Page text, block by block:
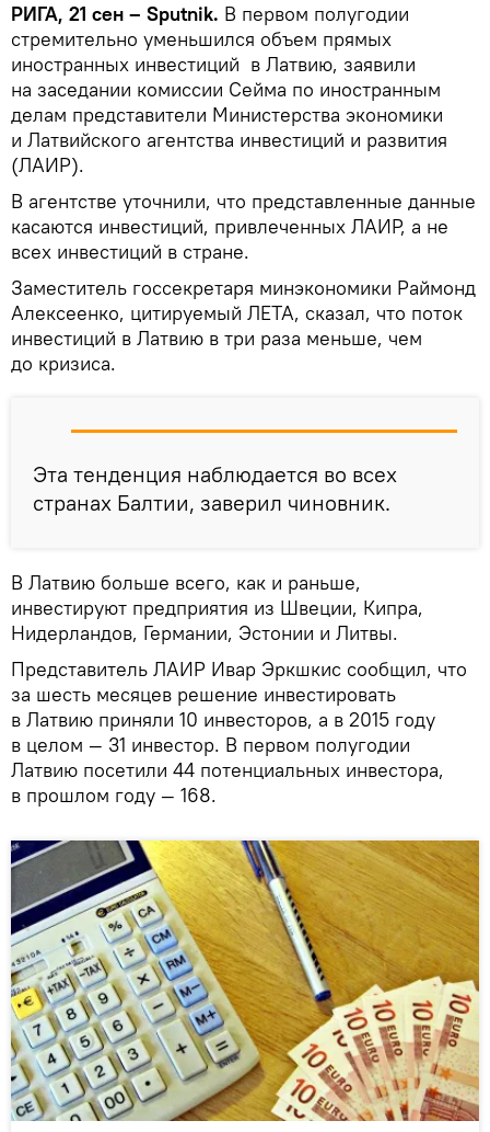
РИГА, 21 сен – Sputnik. В первом полугодии
стремительно уменьшился объем прямых
иностранных инвестиций в Латвию, заявили
на заседании комиссии Сейма по иностранным
делам представители Министерства экономики
и Латвийского агентства инвестиций и развития
(ЛАИР).
В агентстве уточнили, что представленные данные
касаются инвестиций, привлеченных ЛАИР, а не
всех инвестиций в стране.
Заместитель госсекретаря минэкономики Раймонд
Алексеенко, цитируемый ЛЕТА, сказал, что поток
инвестиций в Латвию в три раза меньше, чем
до кризиса.
Эта тенденция наблюдается во всех
странах Балтии, заверил чиновник.
В Латвию больше всего, как и раньше,
инвестируют предприятия из Швеции, Кипра,
Нидерландов, Германии, Эстонии и Литвы.
Представитель ЛАИР Ивар Эркшкис сообщил, что
за шесть месяцев решение инвестировать
в Латвию приняли 10 инвесторов, а в 2015 году
в целом — 31 инвестор. В первом полугодии
Латвию посетили 44 потенциальных инвестора,
в прошлом году — 168.